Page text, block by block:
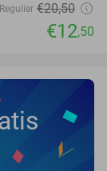
Regulier €20,50
€12,50